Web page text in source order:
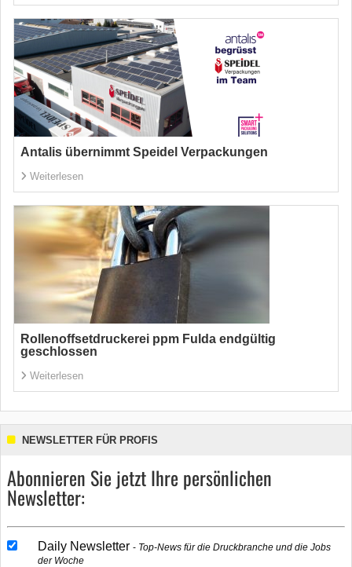
Antalis übernimmt Speidel Verpackungen
Weiterlesen
Rollenoffsetdruckerei ppm Fulda endgültig
geschlossen
Weiterlesen
NEWSLETTER FÜR PROFIS
Abonnieren Sie jetzt Ihre persönlichen
Newsletter:
Daily Newsletter
Top-News für die Druckbranche und die Jobs
der Woche